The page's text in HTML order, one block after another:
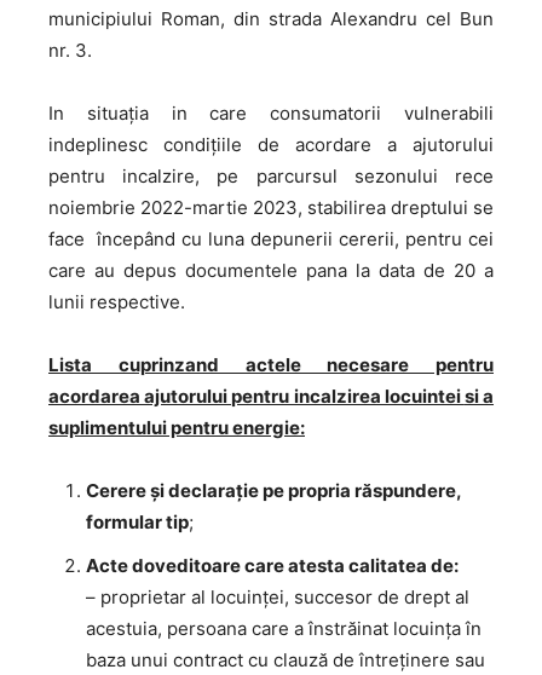
municipiului Roman, din strada Alexandru cel Bun
nr. 3.
In situaţia in care consumatorii vulnerabili
indeplinesc condiţiile de acordare a ajutorului
pentru incalzire, pe parcursul sezonului rece
noiembrie 2022-martie 2023, stabilirea dreptului se
face începând cu luna depunerii cererii, pentru cei
care au depus documentele pana la data de 20 a
lunii respective.
Lista cuprinzand actele necesare pentru
acordarea ajutorului pentru incalzirea locuinteisi a
suplimentului pentru energie:
Cerere şi declaraţie pe propria răspundere,
formular tip;
Acte doveditoare care atesta calitatea de:
– proprietar al locuinţei, succesor de drept al
acestuia, persoana care a înstrăinat locuinţa în
baza unui contract cu clauză de întreţinere sau